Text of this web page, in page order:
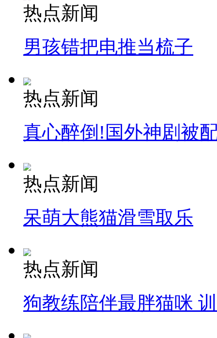
热点新闻
男孩错把电推当梳子
热点新闻
真心醉倒!国外神剧被
热点新闻
呆萌大熊猫滑雪取乐
热点新闻
狗教练陪伴最胖猫咪